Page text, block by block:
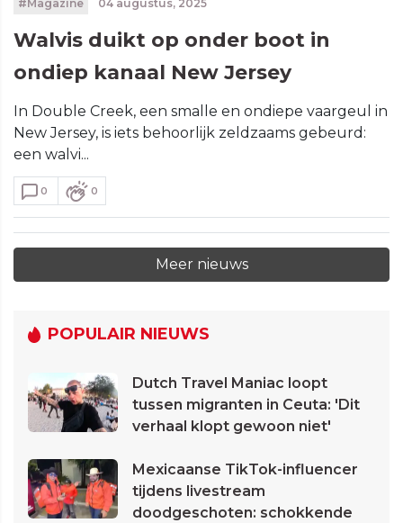
#Magazine 04 augustus, 2025
Walvis duikt op onder boot in
ondiep kanaal New Jersey
In Double Creek, een smalle en ondiepe vaargeul in
New Jersey, is iets behoorlijk zeldzaams gebeurd:
een walvi...
0 0
Meer nieuws
POPULAIR NIEUWS
Dutch Travel Maniac loopt
tussen migranten in Ceuta: 'Dit
verhaal klopt gewoon niet'
Mexicaanse TikTok-influencer
tijdens livestream
doodgeschoten: schokkende